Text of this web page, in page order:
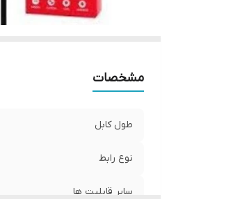
مشخصات
طول کابل
نوع رابط
سایر قابلیت ها